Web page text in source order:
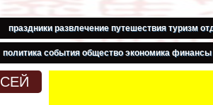
праздники развлечение путешествия туризм
политика события общество экономика финансы